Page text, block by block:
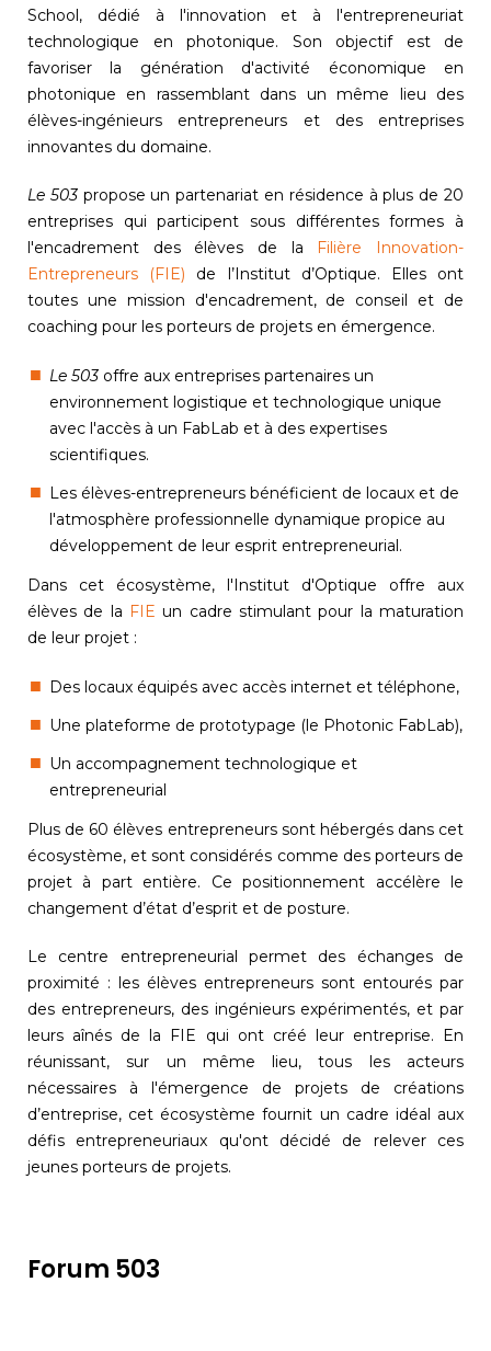
School, dédié à l'innovation et à l'entrepreneuriat
technologique en photonique. Son objectif est de
favoriser la génération d'activité économique en
photonique en rassemblant dans un même lieu des
élèves-ingénieurs entrepreneurs et des entreprises
innovantes du domaine.
Le 503propose un partenariat en résidence à plus de 20
entreprises qui participent sous différentes formes à
l'encadrement des élèves de la Filière Innovation-
Entrepreneurs (FIE) de l’Institut d’Optique. Elles ont
toutes une mission d'encadrement, de conseil et de
coaching pour les porteurs de projets en émergence.
Le 503offre aux entreprises partenaires un
environnement logistique et technologique unique
avec l'accès à un FabLab et à des expertises
scientifiques.
Les élèves-entrepreneurs bénéficient de locaux et de
l'atmosphère professionnelle dynamique propice au
développement de leur esprit entrepreneurial.
Dans cet écosystème, l'Institut d'Optique offre aux
élèves de la FIE un cadre stimulant pour la maturation
de leur projet :
Des locaux équipés avec accès internet et téléphone,
Une plateforme de prototypage (le Photonic FabLab),
Un accompagnement technologique et
entrepreneurial
Plus de 60 élèves entrepreneurs sont hébergés dans cet
écosystème, et sont considérés comme des porteurs de
projet à part entière. Ce positionnement accélère le
changement d’état d’esprit et de posture.
Le centre entrepreneurial permet des échanges de
proximité : les élèves entrepreneurs sont entourés par
des entrepreneurs, des ingénieurs expérimentés, et par
leurs aînés de la FIE qui ont créé leur entreprise. En
réunissant, sur un même lieu, tous les acteurs
nécessaires à l'émergence de projets de créations
d’entreprise, cet écosystème fournit un cadre idéal aux
défis entrepreneuriaux qu'ont décidé de relever ces
jeunes porteurs de projets.
Forum 503